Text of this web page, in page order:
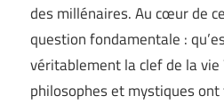
des millénaires. Au cœur de
question fondamentale :
véritablement la clef de la vie
philosophes et mystiques